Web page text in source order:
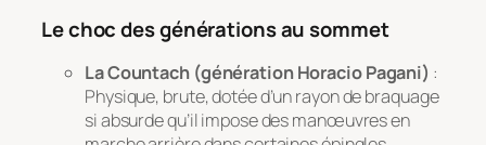
Le choc des générations au sommet
La Countach (génération Horacio Pagani) :
Physique, brute, dotée d’un rayon de braquage
si absurde qu’il impose des manœuvres en